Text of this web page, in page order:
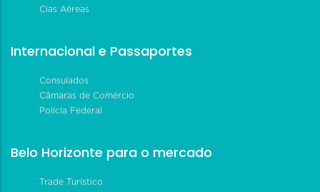
Cias Aéreas
Internacional e Passaportes
Consulados
Câmaras de Comércio
Polícia Federal
Belo Horizonte para o mercado
Trade Turístico